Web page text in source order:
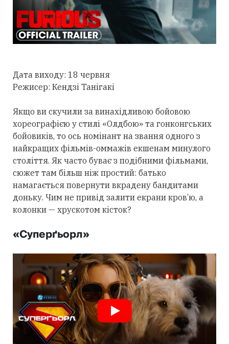
Дата виходу: 18 червня
Режисер: Кендзі Танігакі
Якщо ви скучили за винахідливою бойовою
хореографією у стилі «Олдбою» та гонконгських
бойовиків, то ось номінант на звання одного з
найкращих фільмів-оммажів екшенам минулого
століття. Як часто буває з подібними фільмами,
сюжет там більш ніж простий: батько
намагається повернути вкрадену бандитами
доньку. Чим не привід залити екрани кров’ю, а
колонки — хрускотом кісток?
«Суперґьорл»